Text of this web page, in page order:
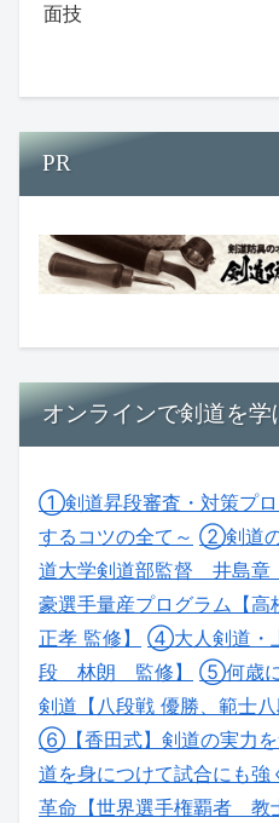
面技
PR
オンラインで剣道を学
①剣道昇段審査・対策プロ
するコツの全て～ ②剣道の
道大学剣道部監督 井島章
豪選手量産プログラム【
正孝 監修】
④大人剣道・
段 林朗 監修】
⑤何歳に
剣道【八段戦 優勝、範士
⑥【香田式】剣道の実力を
道を身につけて試合にも強
革命【世界選手権覇者